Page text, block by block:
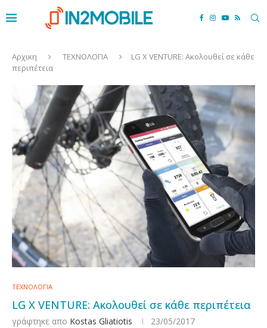
Αρχικη ΤΕΧΝΟΛΟΓΙΑ
LG X VENTURE: Ακολουθεί σε κάθε
περιπέτεια
ΤΕΧΝΟΛΟΓΙΑ
LG X VENTURE: Ακολουθεί σε κάθε περιπέτεια
γράφτηκε απο Kostas Gliatiotis 23/05/2017